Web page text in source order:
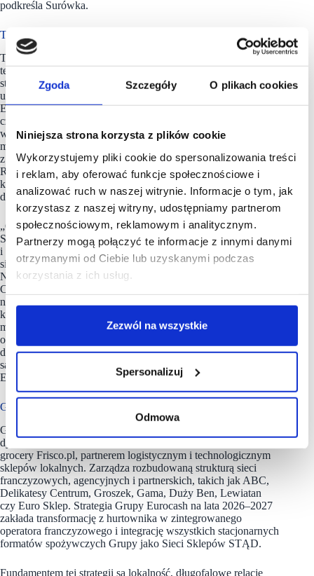
Zgoda Szczegóły O plikach cookies
Niniejsza strona korzysta z plików cookie
Wykorzystujemy pliki cookie do spersonalizowania treści
i reklam, aby oferować funkcje społecznościowe i
analizować ruch w naszej witrynie. Informacje o tym, jak
korzystasz z naszej witryny, udostępniamy partnerom
społecznościowym, reklamowym i analitycznym.
Partnerzy mogą połączyć te informacje z innymi danymi
otrzymanymi od Ciebie lub uzyskanymi podczas
korzystania z ich usług.
Zezwól na wszystkie
Spersonalizuj
Odmowa
podkreśla Surówka.
Technologia w centrum transformacji
Transformacja nie byłaby możliwa bez zaplecza
technologicznego rozwijanego w ostatnich latach. Grupa
stworzyła największy w Polsce cyfrowy ekosystem
usprawniający codzienną pracę detalistów, jak np. system POS
EuroPlatform łączący kilkanaście tysięcy sklepów
czy platformę eurocash360. Ważną rolę w rozwoju odegra
wspólna aplikacja lojalnościowa, z której do 2027 roku
ma korzystać co najmniej 80% sieci, tworząc jedną
z największych platform lojalnościowych w polskim FMCG.
Równolegle Grupa rozwija infrastrukturę retail media,
która zwiększy efektywność działań marketingowych i zapewni
dodatkowe źródła przychodu.
„Cała nasza strategia jest wyrażona w tych trzech słowach: Sieć
Sklepów STĄD. „Sklepy STĄD” podkreślają lokalność
i unikatowość każdego ze sklepów na tle konkurencji, a „Sieć”
siłę współpracy i skali, której nie da się osiągnąć w pojedynkę.
Narzędzie digitalowe odgrywają w strategii kluczową rolę.
Chcemy rozwijać partnerstwo nowej generacji, oferując
nie tylko sprawdzony model franczyzowy, lecz także
kompleksowy pakiet rozwiązań. Technologia, dane i ich analiza
mają wzmocnić lokalnych przedsiębiorców tak, aby
odpowiadali na potrzeby klientów z niespotykaną wcześniej
dokładnością, zachowując przy tym charakter bliskiego,
sąsiedzkiego handlu” – podkreśla prezes zarządu Grupy
Eurocash.
Grupa Eurocash ma w portfolio 7 sieci
Grupa
dystrybutorem produktów FMCG, właścicielem lidera rynku e-
grocery Frisco.pl, partnerem logistycznym i technologicznym
sklepów lokalnych. Zarządza rozbudowaną strukturą sieci
franczyzowych, agencyjnych i partnerskich, takich jak ABC,
Delikatesy Centrum, Groszek, Gama, Duży Ben, Lewiatan
czy Euro Sklep. Strategia Grupy Eurocash na lata 2026–2027
zakłada transformację z hurtownika w zintegrowanego
operatora franczyzowego i integrację wszystkich stacjonarnych
formatów spożywczych Grupy jako Sieci Sklepów STĄD.
Fundamentem tej strategii są lokalność, długofalowe relacje